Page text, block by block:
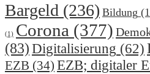
Bargeld (236) Bildung
(1) Corona (377)
(83) Digitalisierung (62)
EZB (34) EZB; digitaler